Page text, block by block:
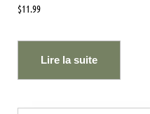
$11.99
Lire la suite